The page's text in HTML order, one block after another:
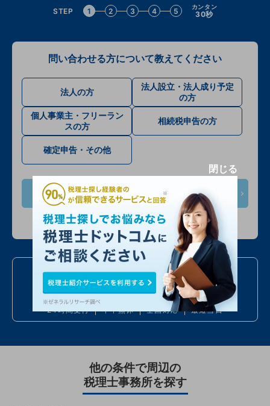
STEP 1 2 3 4 5 カンタン
30秒
問い合わせる方について教えてください
法人の方
法人設立・法人成り予定
の方
個人事業主・フリーラン
スの方
相続税申告の方
確定申告・その他
次へ
入力情報は公開されません
お電話での問い合わせ
050 7586 6224
24時間受付 年中無休 全国対応 最短当日
他の条件で周辺の
税理士事務所を探す
閉じる